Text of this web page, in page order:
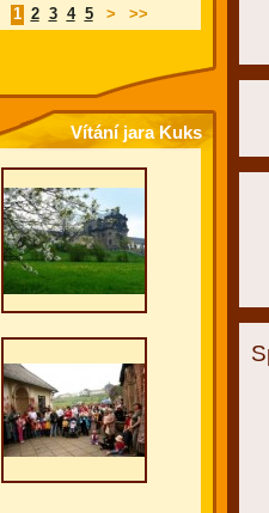
1 2 3 4 5 > >>
Vítání jara Kuks